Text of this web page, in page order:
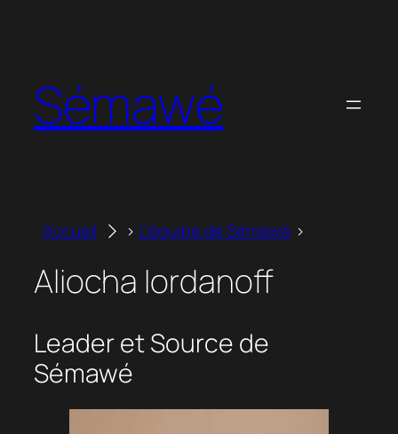
Sémawé
Accueil L’équipe de Sémawé
Aliocha Iordanoff
Leader et Source de
Sémawé